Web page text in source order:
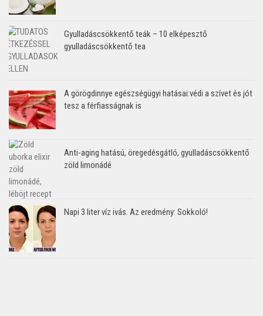
Gyulladáscsökkentő teák – 10 elképesztő
gyulladáscsökkentő tea
A görögdinnye egészségügyi hatásai:védi a szívet és jót
tesz a férfiasságnak is
Anti-aging hatású, öregedésgátló, gyulladáscsökkentő
zöld limonádé
Napi 3 liter víz ivás. Az eredmény: Sokkoló!